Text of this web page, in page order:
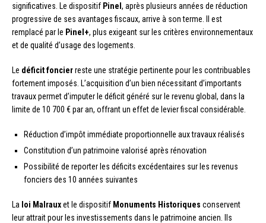
significatives. Le dispositif Pinel, après plusieurs années de réduction
progressive de ses avantages fiscaux, arrive à son terme. Il est
remplacé par le Pinel+, plus exigeant sur les critères environnementaux
et de qualité d’usage des logements.
Le déficit foncierreste une stratégie pertinente pour les contribuables
fortement imposés. L’acquisition d’un bien nécessitant d’importants
travaux permet d’imputer le déficit généré sur le revenu global, dans la
limite de 10 700 € par an, offrant un effet de levier fiscal considérable.
Réduction d’impôt immédiate proportionnelle aux travaux réalisés
Constitution d’un patrimoine valorisé après rénovation
Possibilité de reporter les déficits excédentaires sur les revenus
fonciers des 10 années suivantes
La loi Malrauxet le dispositif Monuments Historiques conservent
leur attrait pour les investissements dans le patrimoine ancien. Ils